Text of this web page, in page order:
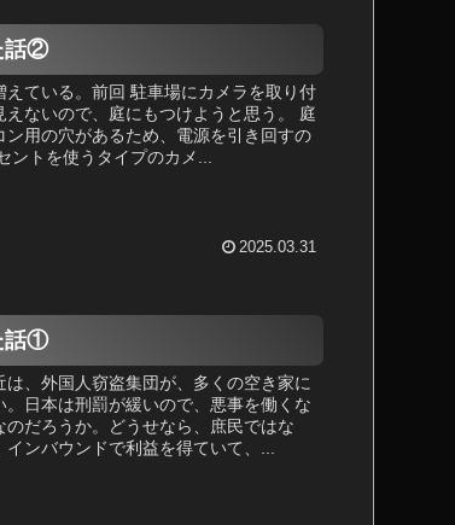
話②
ている。前回 駐車場にカメラを取り付
ないので、庭にもつけようと思う。 庭
用の穴があるため、電源を引き回すの
ントを使うタイプのカメ...
2025.03.31
話①
、外国人窃盗集団が、多くの空き家に
日本は刑罰が緩いので、悪事を働くな
だろうか。どうせなら、庶民ではな
ンバウンドで利益を得ていて、...